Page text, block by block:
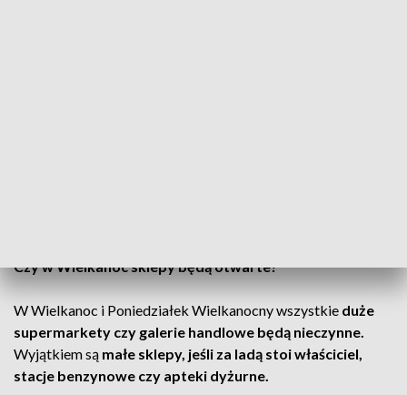
Czy w Wielkanoc sklepy będą otwarte?
W Wielkanoc i Poniedziałek Wielkanocny wszystkie duże
supermarkety czy galerie handlowe będą nieczynne.
Wyjątkiem są małe sklepy, jeśli za ladą stoi właściciel,
stacje benzynowe czy apteki dyżurne.